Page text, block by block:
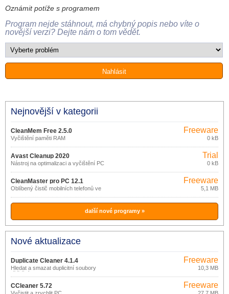
Oznámit potíže s programem
Program nejde stáhnout, má chybný popis nebo víte o
novější verzi? Dejte nám o tom vědět.
Nejnovější v kategorii
CleanMem Free 2.5.0
Vyčištění paměti RAM
Freeware
0 kB
Avast Cleanup 2020
Nástroj na optimalizaci a vyčištění PC
Trial
0 kB
CleanMaster pro PC 12.1
Oblíbený čistič mobilních telefonů ve
Freeware
5,1 MB
další nové programy »
Nové aktualizace
Duplicate Cleaner 4.1.4
Hledat a smazat duplicitní soubory
(čištění PC)
Freeware
10,3 MB
CCleaner 5.72 Freeware